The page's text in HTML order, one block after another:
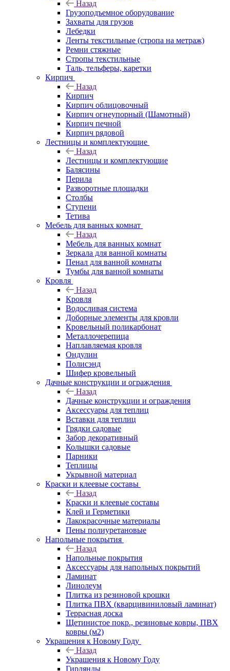
Назад
Грузоподъемное оборудование
Захваты для грузов
Лебедки
Ленты текстильные (стропа на метраж)
Ремни стяжные
Стропы текстильные
Таль, тельферы, каретки
Кирпич
Назад
Кирпич
Кирпич облицовочный
Кирпич огнеупорный (Шамотный)
Кирпич печной
Кирпич рядовой
Лестницы и комплектующие
Назад
Лестницы и комплектующие
Балясины
Перила
Разворотные площадки
Столбы
Ступени
Тетива
Мебель для ванных комнат
Назад
Мебель для ванных комнат
Зеркала для ванной комнаты
Пенал для ванной комнаты
Тумбы для ванной комнаты
Кровля
Назад
Кровля
Водосливая система
Доборные элементы для кровли
Кровельный поликарбонат
Металлочерепица
Наплавляемая кровля
Ондулин
Полисэнд
Шифер кровельный
Дачные конструкции и ограждения
Назад
Дачные конструкции и ограждения
Аксессуары для теплиц
Вставки для теплиц
Грядки садовые
Забор декоративный
Колышки садовые
Парники
Теплицы
Укрывной материал
Краски и клеевые составы
Назад
Краски и клеевые составы
Клей и Герметики
Лакокрасочные материалы
Пены полиуретановые
Напольные покрытия
Назад
Напольные покрытия
Аксессуары для напольных покрытий
Ламинат
Линолеум
Плитка из резиновой крошки
Плитка ПВХ (кварцивиниловый ламинат)
Террасная доска
Щетинистое покр., резиновые ковры, ПВХ
ковры (м2)
Украшения к Новому Году
Назад
Украшения к Новому Году
Гирлянды